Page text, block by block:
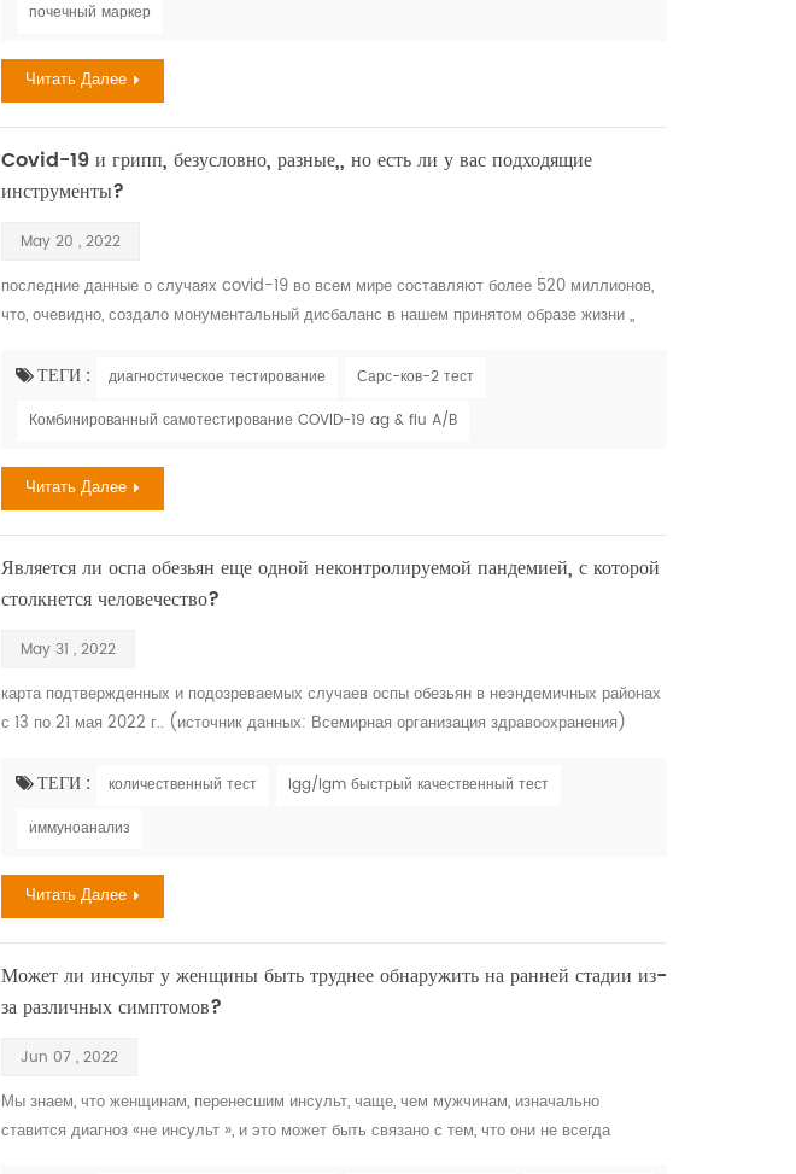
почечный маркер
Читать Далее
Covid-19 и грипп, безусловно, разные,, но есть ли у вас подходящие
инструменты?
May 20 , 2022
последние данные о случаях covid-19 во всем мире составляют более 520 миллионов,
что, очевидно, создало монументальный дисбаланс в нашем принятом образе жизни ,,
крошечных членов общества — вирусы . также его корреляция с гриппом в течение
ТЕГИ : диагностическое тестирование
Сарс-ков-2 тест
Комбинированный самотестирование COVID-19 ag & flu A/B
Читать Далее
Является ли оспа обезьян еще одной неконтролируемой пандемией, с которой
столкнется человечество?
May 31 , 2022
карта подтвержденных и подозреваемых случаев оспы обезьян в неэндемичных районах
с 13 по 21 мая 2022 г.. (источник данных: Всемирная организация здравоохранения)
обезьяны, отправленные из Сингапура в исследовательский центр в Дании, заболели .,
ТЕГИ : количественный тест
igg/igm быстрый качественный тест
иммуноанализ
Читать Далее
Может ли инсульт у женщины быть труднее обнаружить на ранней стадии из-
за различных симптомов?
Jun 07 , 2022
Мы знаем, что женщинам, перенесшим инсульт, чаще, чем мужчинам, изначально
ставится диагноз «не инсульт », и это может быть связано с тем, что они не всегда